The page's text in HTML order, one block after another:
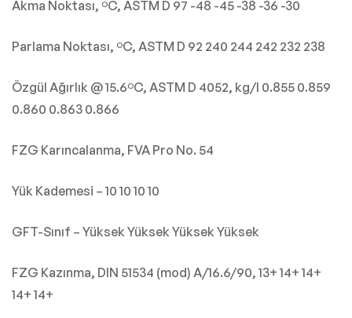
Akma Noktası, ºC, ASTM D 97 -48 -45 -38 -36 -30
Parlama Noktası, ºC, ASTM D 92 240 244 242 232 238
Özgül Ağırlık @ 15.6ºC, ASTM D 4052, kg/l 0.855 0.859
0.860 0.863 0.866
FZG Karıncalanma, FVA Pro No. 54
Yük Kademesi – 10 10 10 10
GFT-Sınıf – Yüksek Yüksek Yüksek Yüksek
FZG Kazınma, DIN 51534 (mod) A/16.6/90, 13+ 14+ 14+
14+ 14+